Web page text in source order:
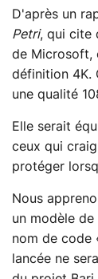
D'après un
Petri, qui cite
de Microsoft,
définition 4K.
une qualité
Elle serait
ceux qui
protéger
Nous
un modèle
nom de code
lancée ne